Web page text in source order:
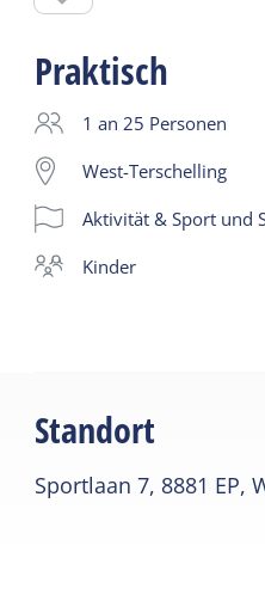
Für Kinder von 3 Monaten
Qualitätszeit zwischen
Der Unterricht fördert
Fähigkeiten, die
Kindes
Praktisch
1 an 25 Personen
West-Terschelling
Aktivität & Sport und
Kinder
Standort
Sportlaan 7, 8881 EP,